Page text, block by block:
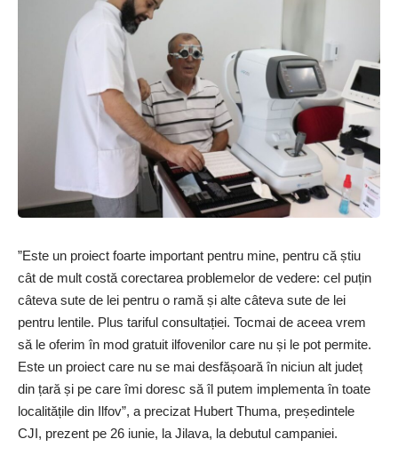
”Este un proiect foarte important pentru mine, pentru că știu
cât de mult costă corectarea problemelor de vedere: cel puțin
câteva sute de lei pentru o ramă și alte câteva sute de lei
pentru lentile. Plus tariful consultației. Tocmai de aceea vrem
să le oferim în mod gratuit ilfovenilor care nu și le pot permite.
Este un proiect care nu se mai desfășoară în niciun alt județ
din țară și pe care îmi doresc să îl putem implementa în toate
localitățile din Ilfov”, a precizat Hubert Thuma, președintele
CJI, prezent pe 26 iunie, la Jilava, la debutul campaniei.